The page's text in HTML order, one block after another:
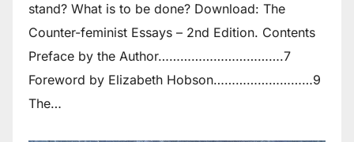
stand? What is to be done? Download: The
Counter-feminist Essays – 2nd Edition. Contents
Preface by the Author…………………………….7
Foreword by Elizabeth Hobson………………………9
The…